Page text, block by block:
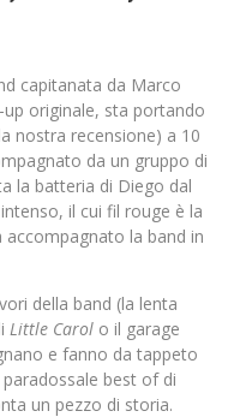
capitanata da Marco
originale, sta portando
la nostra recensione) a 10
da un gruppo di
la batteria di Diego dal
il cui fil rouge è la
la band in
della band (la lenta
Little Carol o il garage
e fanno da tappeto
best of di
un pezzo di storia.